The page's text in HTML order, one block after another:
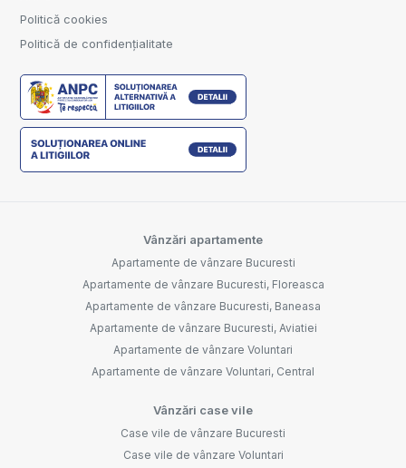
Politică cookies
Politică de confidențialitate
Vânzări apartamente
Apartamente de vânzare Bucuresti
Apartamente de vânzare Bucuresti, Floreasca
Apartamente de vânzare Bucuresti, Baneasa
Apartamente de vânzare Bucuresti, Aviatiei
Apartamente de vânzare Voluntari
Apartamente de vânzare Voluntari, Central
Vânzări case vile
Case vile de vânzare Bucuresti
Case vile de vânzare Voluntari